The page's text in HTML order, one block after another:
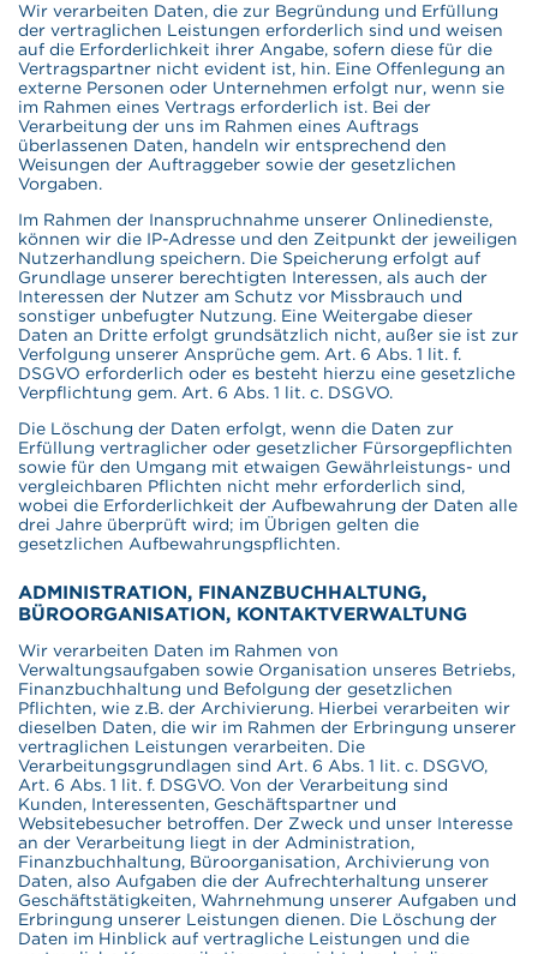
Wir verarbeiten Daten, die zur Begründung und Erfüllung
der vertraglichen Leistungen erforderlich sind und weisen
auf die Erforderlichkeit ihrer Angabe, sofern diese für die
Vertragspartner nicht evident ist, hin. Eine Offenlegung an
externe Personen oder Unternehmen erfolgt nur, wenn sie
im Rahmen eines Vertrags erforderlich ist. Bei der
Verarbeitung der uns im Rahmen eines Auftrags
überlassenen Daten, handeln wir entsprechend den
Weisungen der Auftraggeber sowie der gesetzlichen
Vorgaben.
Im Rahmen der Inanspruchnahme unserer Onlinedienste,
können wir die IP-Adresse und den Zeitpunkt der jeweiligen
Nutzerhandlung speichern. Die Speicherung erfolgt auf
Grundlage unserer berechtigten Interessen, als auch der
Interessen der Nutzer am Schutz vor Missbrauch und
sonstiger unbefugter Nutzung. Eine Weitergabe dieser
Daten an Dritte erfolgt grundsätzlich nicht, außer sie ist zur
Verfolgung unserer Ansprüche gem. Art. 6 Abs. 1 lit. f.
DSGVO erforderlich oder es besteht hierzu eine gesetzliche
Verpflichtung gem. Art. 6 Abs. 1 lit. c. DSGVO.
Die Löschung der Daten erfolgt, wenn die Daten zur
Erfüllung vertraglicher oder gesetzlicher Fürsorgepflichten
sowie für den Umgang mit etwaigen Gewährleistungs- und
vergleichbaren Pflichten nicht mehr erforderlich sind,
wobei die Erforderlichkeit der Aufbewahrung der Daten alle
drei Jahre überprüft wird; im Übrigen gelten die
gesetzlichen Aufbewahrungspflichten.
ADMINISTRATION, FINANZBUCHHALTUNG,
BÜROORGANISATION, KONTAKTVERWALTUNG
Wir verarbeiten Daten im Rahmen von
Verwaltungsaufgaben sowie Organisation unseres Betriebs,
Finanzbuchhaltung und Befolgung der gesetzlichen
Pflichten, wie z.B. der Archivierung. Hierbei verarbeiten wir
dieselben Daten, die wir im Rahmen der Erbringung unserer
vertraglichen Leistungen verarbeiten. Die
Verarbeitungsgrundlagen sind Art. 6 Abs. 1 lit. c. DSGVO,
Art. 6 Abs. 1 lit. f. DSGVO. Von der Verarbeitung sind
Kunden, Interessenten, Geschäftspartner und
Websitebesucher betroffen. Der Zweck und unser Interesse
an der Verarbeitung liegt in der Administration,
Finanzbuchhaltung, Büroorganisation, Archivierung von
Daten, also Aufgaben die der Aufrechterhaltung unserer
Geschäftstätigkeiten, Wahrnehmung unserer Aufgaben und
Erbringung unserer Leistungen dienen. Die Löschung der
Daten im Hinblick auf vertragliche Leistungen und die